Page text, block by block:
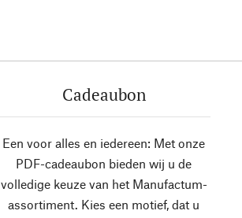
Cadeaubon
Een voor alles en iedereen: Met onze
PDF-cadeaubon bieden wij u de
volledige keuze van het Manufactum-
assortiment. Kies een motief, dat u